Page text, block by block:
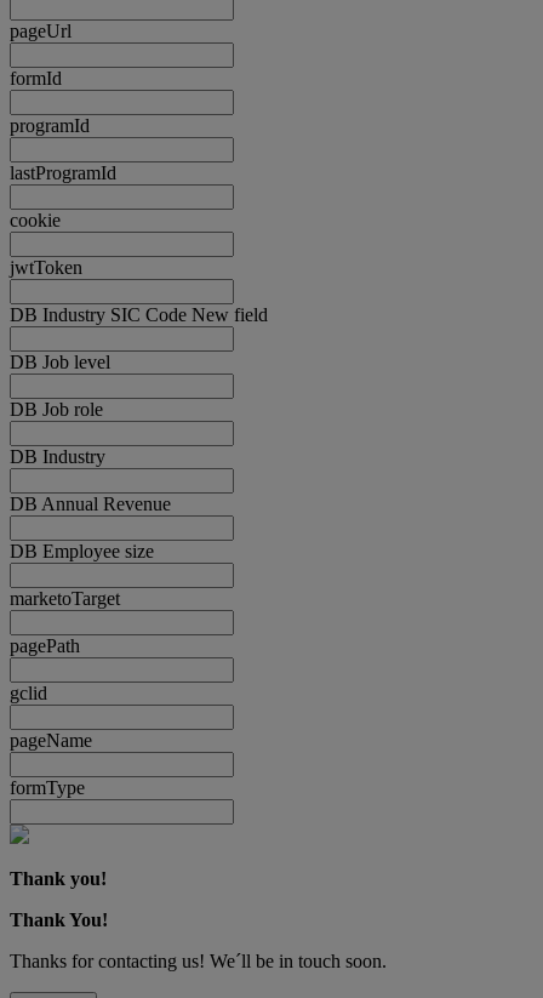
pageUrl
formId
programId
lastProgramId
cookie
jwtToken
DB Industry SIC Code New field
DB Job level
DB Job role
DB Industry
DB Annual Revenue
DB Employee size
marketoTarget
pagePath
gclid
pageName
formType
Thank you!
Thank You!
Thanks for contacting us! We´ll be in touch soon.